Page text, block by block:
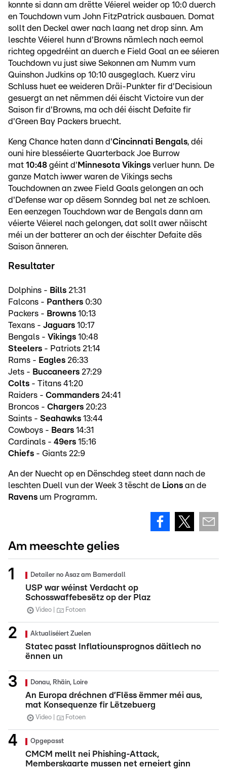
konnte si dann am drëtte Véierel weider op 10:0 duerch
en Touchdown vum John FitzPatrick ausbauen. Domat
sollt den Deckel awer nach laang net drop sinn. Am
leschte Véierel hunn d'Browns nämlech nach eemol
richteg opgedréint an duerch e Field Goal an ee séieren
Touchdown vu just siwe Sekonnen am Numm vum
Quinshon Judkins op 10:10 ausgeglach. Kuerz viru
Schluss huet ee weideren Dräi-Punkter fir d'Decisioun
gesuergt an net nëmmen déi éischt Victoire vun der
Saison fir d'Browns, ma och déi éischt Defaite fir
d'Green Bay Packers bruecht.
Keng Chance haten dann d'Cincinnati Bengals, déi
ouni hire blesséierte Quarterback Joe Burrow
mat 10:48 géint d' Minnesota Vikings verluer hunn. De
ganze Match iwwer waren de Vikings sechs
Touchdownen an zwee Field Goals gelongen an och
d'Defense war op dësem Sonndeg bal net ze schloen.
Een eenzegen Touchdown war de Bengals dann am
véierte Véierel nach gelongen, dat sollt awer näischt
méi un der batterer an och der éischter Defaite dës
Saison änneren.
Resultater
Dolphins - Bills 21:31
Falcons - Panthers 0:30
Packers - Browns 10:13
Texans - Jaguars 10:17
Bengals - Vikings 10:48
Steelers - Patriots 21:14
Rams - Eagles 26:33
Jets - Buccaneers 27:29
Colts - Titans 41:20
Raiders - Commanders 24:41
Broncos - Chargers 20:23
Saints - Seahawks 13:44
Cowboys - Bears 14:31
Cardinals - 49ers 15:16
Chiefs - Giants 22:9
An der Nuecht op en Dënschdeg steet dann nach de
leschten Duell vun der Week 3 tëscht de Lions an de
Ravens um Programm.
Am meeschte gelies
Detailer no Asaz am Bamerdall
USP war wéinst Verdacht op
Schosswaffebesëtz op der Plaz
Video Fotoen
Aktualiséiert Zuelen
Statec passt Inflatiounsprognos däitlech no
ënnen un
Donau, Rhäin, Loire
An Europa dréchnen d’Flëss ëmmer méi aus,
mat Konsequenze fir Lëtzebuerg
Video Fotoen
Opgepasst
CMCM mellt nei Phishing-Attack,
Memberskaarte mussen net erneiert ginn